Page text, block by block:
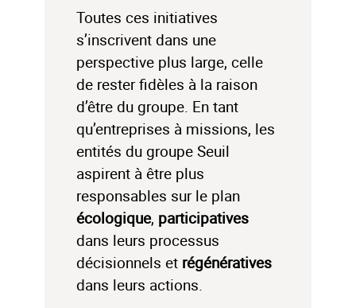
Toutes ces initiatives
s’inscrivent dans une
perspective plus large, celle
de rester fidèles à la raison
d’être du groupe. En tant
qu’entreprises à missions, les
entités du groupe Seuil
aspirent à être plus
responsables sur le plan
écologique, participatives
dans leurs processus
décisionnels et régénératives
dans leurs actions.